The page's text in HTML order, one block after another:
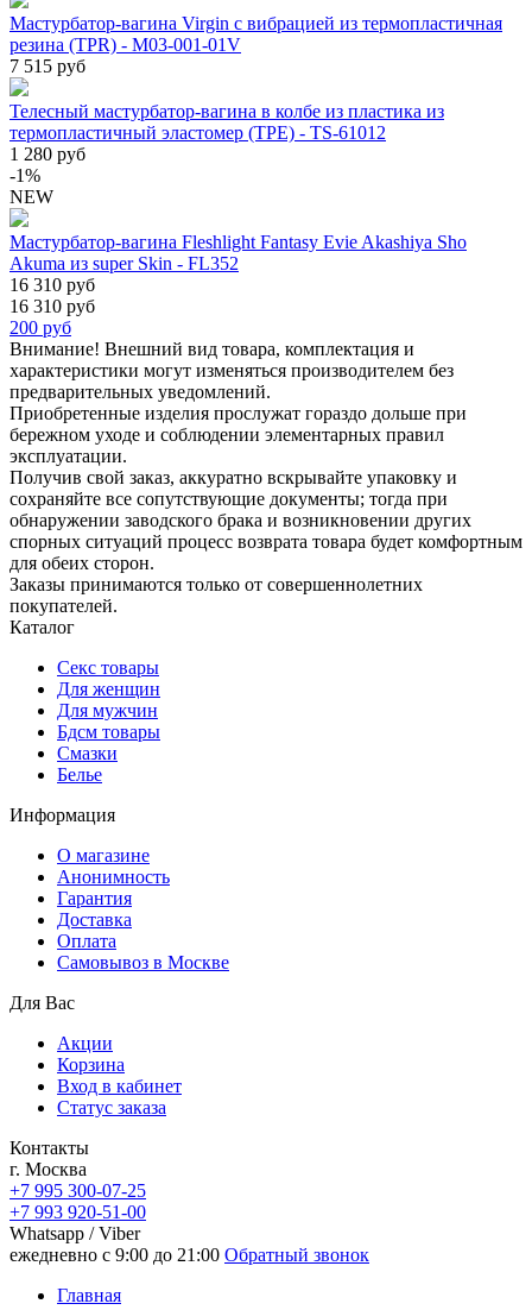
Мастурбатор-вагина Virgin с вибрацией из термопластичная
резина (TPR) - M03-001-01V
7 515 руб
Телесный мастурбатор-вагина в колбе из пластика из
термопластичный эластомер (TPE) - TS-61012
1 280 руб
-1%
NEW
Мастурбатор-вагина Fleshlight Fantasy Evie Akashiya Sho
Akuma из super Skin - FL352
16 310 руб
16 310 руб
200 руб
Внимание! Внешний вид товара, комплектация и
характеристики могут изменяться производителем без
предварительных уведомлений.
Приобретенные изделия прослужат гораздо дольше при
бережном уходе и соблюдении элементарных правил
эксплуатации.
Получив свой заказ, аккуратно вскрывайте упаковку и
сохраняйте все сопутствующие документы; тогда при
обнаружении заводского брака и возникновении других
спорных ситуаций процесс возврата товара будет комфортным
для обеих сторон.
Заказы принимаются только от совершеннолетних
покупателей.
Каталог
Секс товары
Для женщин
Для мужчин
Бдсм товары
Смазки
Белье
Информация
О магазине
Анонимность
Гарантия
Доставка
Oплата
Самовывоз в Москве
Для Вас
Акции
Корзина
Вход в кабинет
Статус заказа
Контакты
г. Москва
+7 995 300-07-25
+7 993 920-51-00
Whatsapp / Viber
ежедневно с 9:00 до 21:00 Обратный звонок
Главная